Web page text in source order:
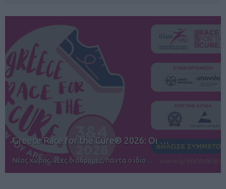
12ος TUI Rhodes Marathon: Άνοιγμα ε…
Αγώνες για όλους στην Ρόδο